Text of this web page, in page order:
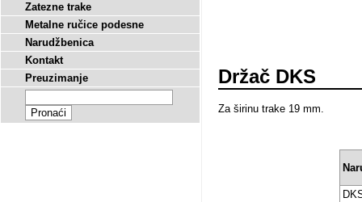
Držač DKS
Za širinu trake 19 mm.
Zatezne trake
Metalne ručice podesne
Narudžbenica
Kontakt
Preuzimanje